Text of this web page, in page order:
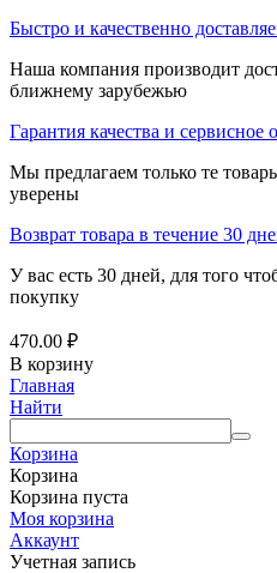
Быстро и качественно
Наша компания производит
ближнему зарубежью
Гарантия качества и сервисное
Мы предлагаем только те
уверены
Возврат товара в течение 30
У вас есть 30 дней, для того
покупку
470.00 ₽
В корзину
Главная
Найти
Корзина
Корзина
Корзина пуста
Моя корзина
Аккаунт
Учетная запись